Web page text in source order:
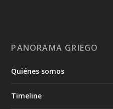
PANORAMA GRIEGO
Quiénes somos
Timeline